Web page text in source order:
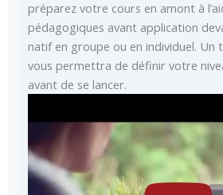
préparez votre cours en amont à
pédagogiques avant application
natif en groupe ou en individuel. Un
vous permettra de définir votre
avant de se lancer.